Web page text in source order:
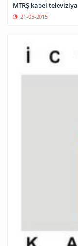
MTRŞ kabel
21-05-2015